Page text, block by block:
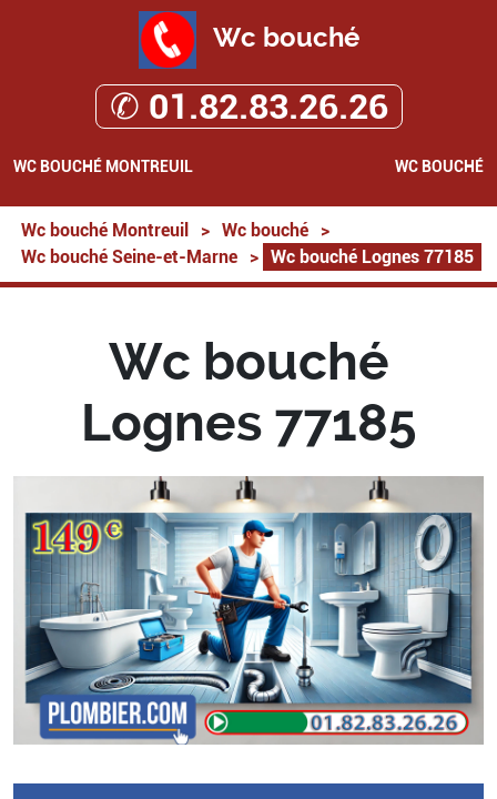
Wc bouché
✆ 01.82.83.26.26
WC BOUCHÉ MONTREUIL WC BOUCHÉ
Wc bouché Montreuil > Wc bouché
>
Wc bouché Seine-et-Marne
> Wc bouché Lognes 77185
Wc bouché
Lognes 77185